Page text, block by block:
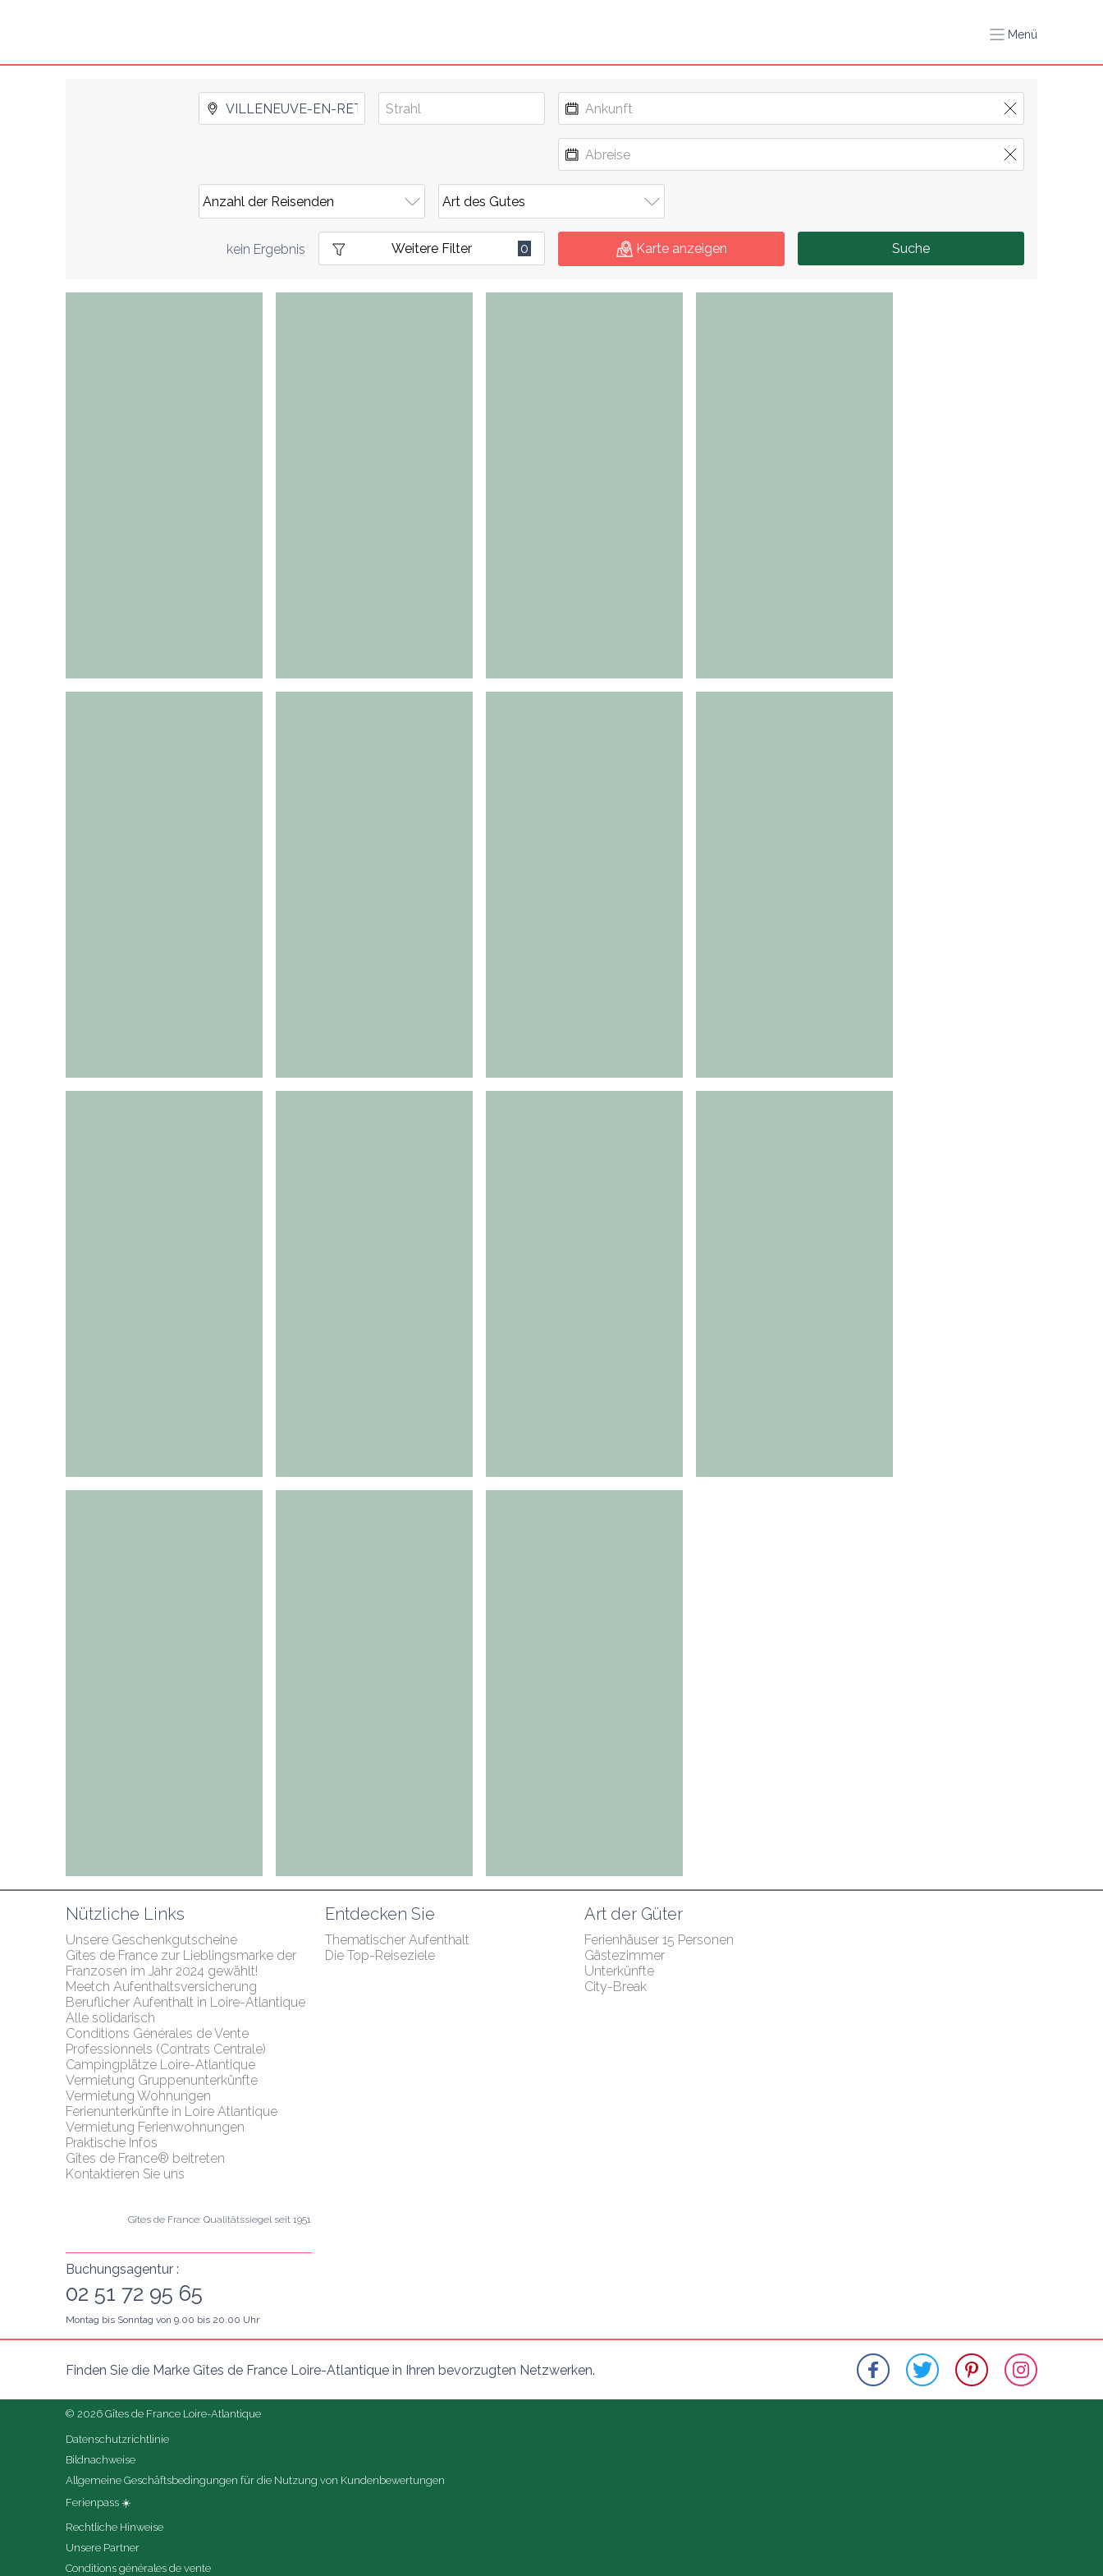
Menü
kein Ergebnis Weitere Filter 0 Karte anzeigen Suche
Nützliche Links
Unsere Geschenkgutscheine
Gîtes de France zur Lieblingsmarke der
Franzosen im Jahr 2024 gewählt!
Meetch Aufenthaltsversicherung
Beruflicher Aufenthalt in Loire-Atlantique
Alle solidarisch
Conditions Générales de Vente
Professionnels (Contrats Centrale)
Campingplätze Loire-Atlantique
Vermietung Gruppenunterkünfte
Vermietung Wohnungen
Ferienunterkünfte in Loire Atlantique
Vermietung Ferienwohnungen
Praktische Infos
Gîtes de France® beitreten
Kontaktieren Sie uns
Entdecken Sie
Thematischer Aufenthalt
Die Top-Reiseziele
Art der Güter
Ferienhäuser 15 Personen
Gästezimmer
Unterkünfte
City-Break
Gîtes de France: Qualitätssiegel seit 1951
Buchungsagentur :
02 51 72 95 65
Montag bis Sonntag von 9.00 bis 20.00 Uhr
Finden Sie die Marke Gîtes de France Loire-Atlantique in Ihren bevorzugten Netzwerken.
© 2026 Gîtes de France Loire-Atlantique
Datenschutzrichtlinie
Bildnachweise
Allgemeine Geschäftsbedingungen für die Nutzung von Kundenbewertungen
Ferienpass ☀️
Rechtliche Hinweise
Unsere Partner
Conditions générales de vente